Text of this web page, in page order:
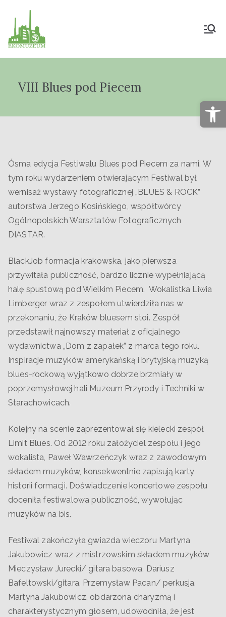
Muzeum Przyrody
"Ekomuzeum" im.
Jana Pazdura
VIII Blues pod Piecem
Ósma edycja Festiwalu Blues pod Piecem za nami. W
tym roku wydarzeniem otwierającym Festiwal był
wernisaż wystawy fotograficznej „BLUES & ROCK”
autorstwa Jerzego Kosińskiego, współtwórcy
Ogólnopolskich Warsztatów Fotograficznych
DIASTAR.
BlackJob formacja krakowska, jako pierwsza
przywitała publiczność, bardzo licznie wypełniającą
halę spustową pod Wielkim Piecem. Wokalistka Liwia
Limberger wraz z zespołem utwierdziła nas w
przekonaniu, że Kraków bluesem stoi. Zespół
przedstawił najnowszy materiał z oficjalnego
wydawnictwa „Dom z zapałek” z marca tego roku.
Inspiracje muzyków amerykańską i brytyjską muzyką
blues-rockową wyjątkowo dobrze brzmiały w
poprzemysłowej hali Muzeum Przyrody i Techniki w
Starachowicach.
Kolejny na scenie zaprezentował się kielecki zespół
Limit Blues. Od 2012 roku założyciel zespołu i jego
wokalista, Paweł Wawrzeńczyk wraz z zawodowym
składem muzyków, konsekwentnie zapisują karty
historii formacji. Doświadczenie koncertowe zespołu
doceniła festiwalowa publiczność, wywołując
muzyków na bis.
Festiwal zakończyła gwiazda wieczoru Martyna
Jakubowicz wraz z mistrzowskim składem muzyków
Mieczysław Jurecki/ gitara basowa, Dariusz
Bafeltowski/gitara, Przemysław Pacan/ perkusja.
Martyna Jakubowicz, obdarzona charyzmą i
charakterystycznym głosem, udowodniła, że jest